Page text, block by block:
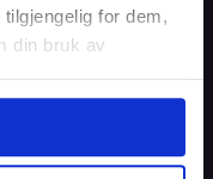
for dem,
din bruk av